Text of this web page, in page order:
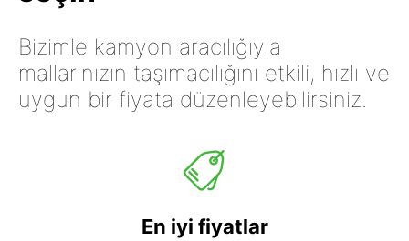
Bizimle kamyon aracılığıyla
mallarınızın taşımacılığını etkili, hızlı ve
uygun bir fiyata düzenleyebilirsiniz.
En iyi fiyatlar